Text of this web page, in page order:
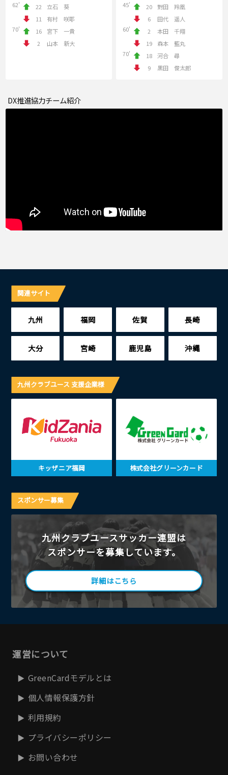
62'
22
立石 葵
11
有村 咲耶
70'
16
宮下 一貴
2
山本 新大
45'
20
對田 羚凰
6
田代 遥人
60'
2
本田 千翔
19
森本 藍丸
70'
18
河合 尋
9
黒田 俊太郎
DX推進協力チーム紹介
関連サイト
九州 福岡 佐賀 長崎
大分 宮崎 鹿児島 沖縄
九州クラブユース 支援企業様
キッザニア福岡 株式会社グリーンカード
スポンサー募集
九州クラブユースサッカー連盟は
スポンサーを募集しています。
詳細はこちら
運営について
GreenCardモデルとは
個人情報保護方針
利用規約
プライバシーポリシー
お問い合わせ